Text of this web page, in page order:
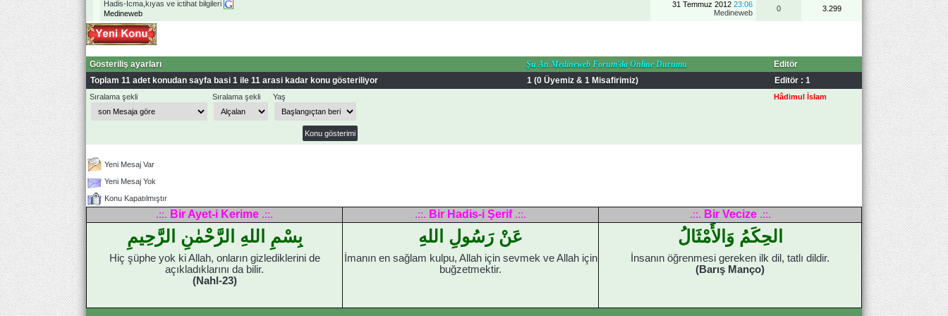
Hadis-İcma,kıyas ve ictihat bilgileri
Medineweb
31 Temmuz 2012 23:06
Medineweb
0 3.299
Gösteriliş ayarları Şu An Medineweb Forum'da Online Durumu
Editör
Toplam 11 adet konudan sayfa basi 1 ile 11 arasi kadar konu gösteriliyor
1 (0 Üyemiz & 1 Misafirimiz)
Editör : 1
Sıralama şekli
Sıralama şekli Yaş Hâdimul İslam
Yeni Mesaj Var
Yeni Mesaj Yok
Konu Kapatılmıştır
.::. Bir Ayet-i Kerime .::. .::. Bir Hadis-i Şerif .::. .::. Bir Vecize .::.
بِسْمِ اللهِ الرَّحْمٰنِ الرَّحِيمِ
Hiç şüphe yok ki Allah, onların gizlediklerini de
açıkladıklarını da bilir.
(Nahl-23)
عَنْ رَسُولِ اللهِ
İmanın en sağlam kulpu, Allah için sevmek ve Allah için
buğzetmektir.
الحِكَمُ وَالأَمْثَالُ
İnsanın öğrenmesi gereken ilk dil, tatlı dildir.
(Barış Manço)